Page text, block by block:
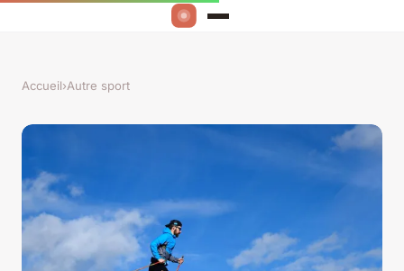
Accueil›Autre sport